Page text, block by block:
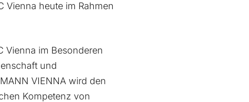
Vienna heute im Rahmen
Vienna im Besonderen
und
VIENNA wird den
Kompetenz von